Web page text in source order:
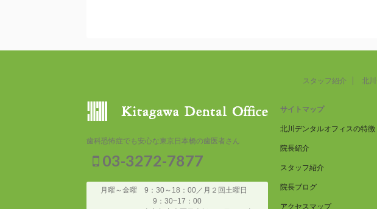
スタッフ紹介 北
サイトマップ
北川デンタルオフィスの特徴
院長紹介
スタッフ紹介
院長ブログ
アクセスマップ
歯科恐怖症でも安心な東京日本橋の歯医者さん
03-3272-7877
月曜～金曜 9：30～18：00／月２回土曜日
9：30~17：00